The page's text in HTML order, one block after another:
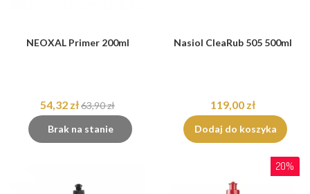
NEOXAL Primer 200ml
54,32 zł63,90 zł
Brak na stanie
Nasiol CleaRub 505 500ml
119,00 zł
Dodaj do koszyka
20%